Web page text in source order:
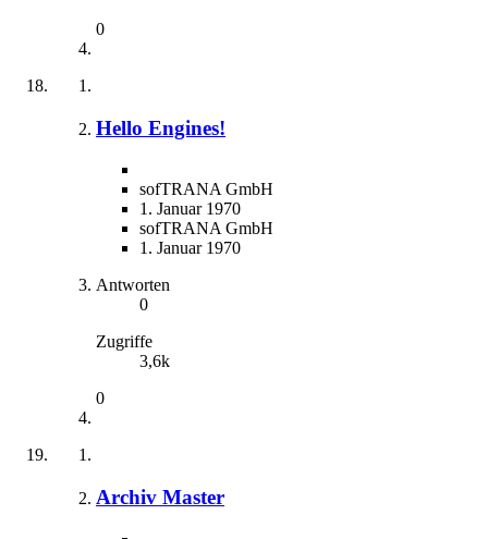
0
Hello Engines!
sofTRANA GmbH
1. Januar 1970
sofTRANA GmbH
1. Januar 1970
Antworten
0
Zugriffe
3,6k
0
Archiv Master